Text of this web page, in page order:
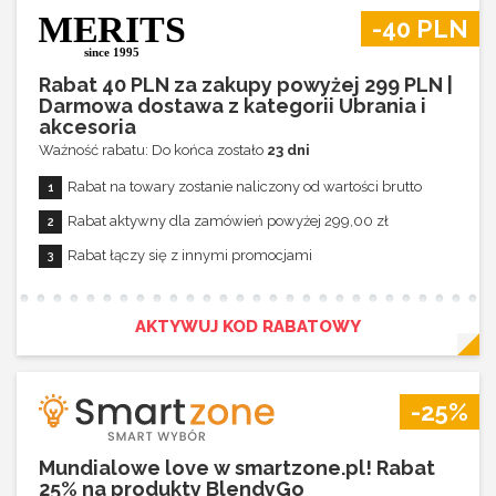
Rabat 10% na towary marki Storchenmühle
Rabat 10% na towary marki Bugaboo
Rabat 10% na towary marki Anex
Rabat 10% na towary marki Carrello
Rabat 10% na towary marki Snuz
-40 PLN
Rabat 40 PLN za zakupy powyżej 299 PLN |
Darmowa dostawa z kategorii Ubrania i
akcesoria
Ważność rabatu: Do końca zostało 23 dni
Rabat na towary zostanie naliczony od wartości brutto
Rabat aktywny dla zamówień powyżej 299,00 zł
Rabat łączy się z innymi promocjami
AKTYWUJ KOD RABATOWY
-25%
Mundialowe love w smartzone.pl! Rabat
25% na produkty BlendyGo